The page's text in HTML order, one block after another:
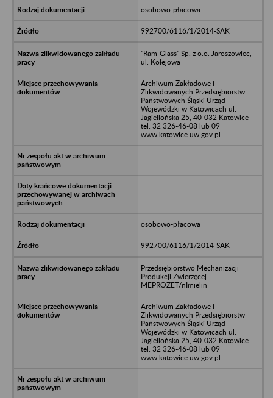
osobowo-płacowa
992700/6116/1/2014-SAK
"Ram-Glass" Sp. z o.o. Jaroszowiec,
ul. Kolejowa
Archiwum Zakładowe i
Zlikwidowanych Przedsiębiorstw
Państwowych Śląski Urząd
Wojewódzki w Katowicach ul.
Jagiellońska 25, 40-032 Katowice
tel. 32 326-46-08 lub 09
www.katowice.uw.gov.pl
osobowo-płacowa
992700/6116/1/2014-SAK
Przedsiębiorstwo Mechanizacji
Produkcji Zwierzęcej
MEPROZET/nImielin
Archiwum Zakładowe i
Zlikwidowanych Przedsiębiorstw
Państwowych Śląski Urząd
Wojewódzki w Katowicach ul.
Jagiellońska 25, 40-032 Katowice
tel. 32 326-46-08 lub 09
www.katowice.uw.gov.pl